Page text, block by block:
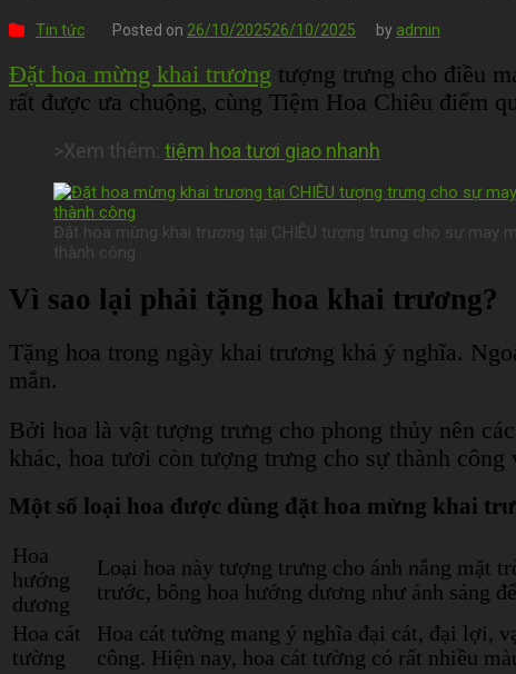
Tin tức Posted on 26/10/202526/10/2025 by admin
Đặt hoa mừng khai trương tượng trưng cho điều
rất được ưa chuộng, cùng Tiệm Hoa Chiêu điểm
>Xem thêm: tiệm hoa tươi giao nhanh
Đặt hoa mừng khai trương tại CHIÊU tượng trưng cho sự may
thành công
Vì sao lại phải tặng hoa khai trương?
Tặng hoa trong ngày khai trương khá ý nghĩa.
mắn.
Bởi hoa là vật tượng trưng cho phong thủy nên
khác, hoa tươi còn tượng trưng cho sự thành công
Một số loại hoa được dùng đặt hoa mừng khai
Hoa
hướng
dương
Loại hoa này tượng trưng cho ánh nắng mặt
trước, bông hoa hướng dương như ánh sáng
Hoa cát
tường
Hoa cát tường mang ý nghĩa đại cát, đại lợi,
công. Hiện nay, hoa cát tường có rất nhiều